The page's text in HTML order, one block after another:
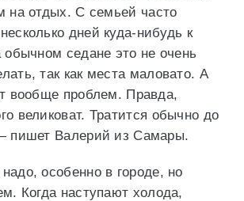
на отдых. С семьей часто
дней куда-нибудь к
обычном седане это не очень
так как места маловато. А
вообще проблем. Правда,
великоват. Тратится обычно до
пишет Валерий из Самары.
особенно в городе, но
Когда наступают холода,